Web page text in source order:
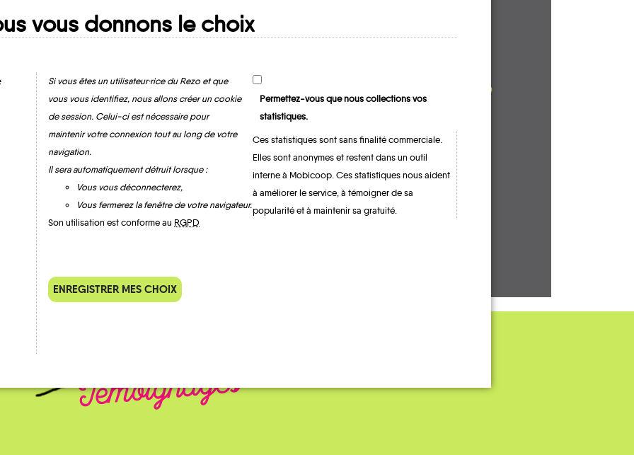
Ma fiche
Saint-Étienne-le-
Laus
UN AVIS, UN
À PARTAGER ?
CONTACTEZ-NOUS !
Témoignages
vous donnons le choix
Si vous êtes un utilisateur·rice du Rezo et que
vous vous identifiez, nous allons créer un cookie
de session. Celui-ci est nécessaire pour
maintenir votre connexion tout au long de votre
navigation.
Il sera automatiquement détruit lorsque :
Vous vous déconnecterez,
Vous fermerez la fenêtre de votre navigateur.
Son utilisation est conforme au RGPD
Permettez-vous que nous collections vos
statistiques.
Ces statistiques sont sans finalité commerciale.
Elles sont anonymes et restent dans un outil
interne à Mobicoop. Ces statistiques nous aident
à améliorer le service, à témoigner de sa
popularité et à maintenir sa gratuité.
ENREGISTRER MES CHOIX